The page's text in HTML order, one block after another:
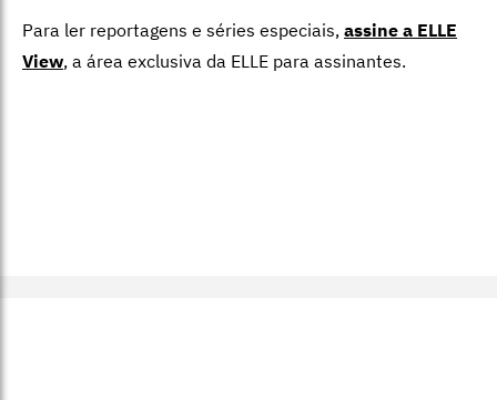
Para ler reportagens e séries especiais, assine a ELLE
View, a área exclusiva da ELLE para assinantes.